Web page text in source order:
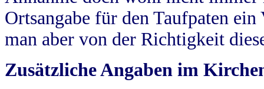
Ortsangabe für den Taufpaten
man aber von der Richtigkeit
Zusätzliche Angaben im